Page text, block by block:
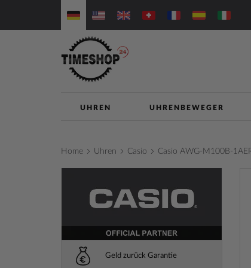
zum
UHREN UHRENBEWEGER
Home Uhren Casio Casio AWG-M100B-
Geld zurück Garantie